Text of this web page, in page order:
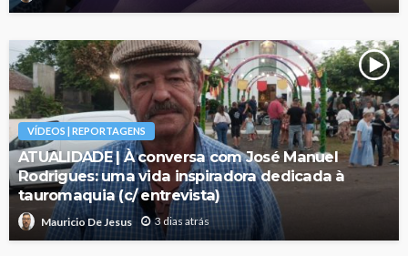
VÍDEOS | REPORTAGENS
ATUALIDADE | À conversa com José Manuel
Rodrigues: uma vida inspiradora dedicada à
tauromaquia (c/ entrevista)
Mauricio De Jesus 3 dias atrás